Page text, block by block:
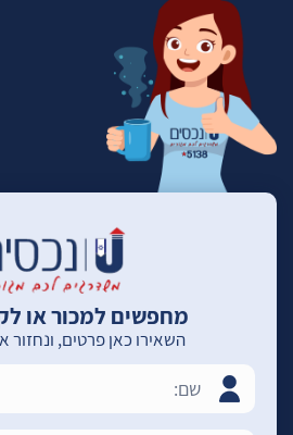
מחפשים למכור או
השאירו כאן פרטים,